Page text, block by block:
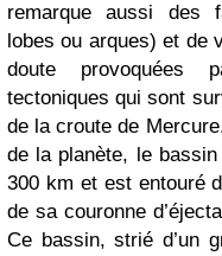
remarque aussi des
lobes ou arques) et de
doute provoquées
tectoniques qui sont
de la croute de
de la planète, le
300 km et est entouré
de sa couronne
Ce bassin, strié d’un